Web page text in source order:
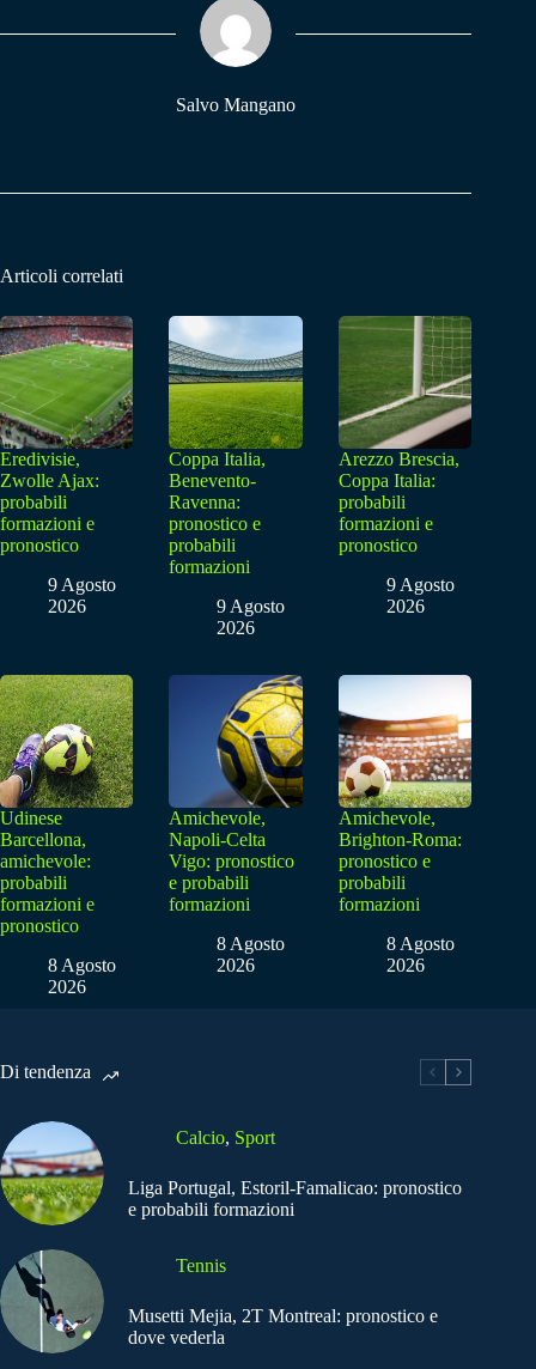
pp m
Salvo Mangano
Articoli correlati
Eredivisie,
Zwolle Ajax:
probabili
formazioni e
pronostico
9 Agosto
2026
Coppa Italia,
Benevento-
Ravenna:
pronostico e
probabili
formazioni
9 Agosto
2026
Arezzo Brescia,
Coppa Italia:
probabili
formazioni e
pronostico
9 Agosto
2026
Udinese
Barcellona,
amichevole:
probabili
formazioni e
pronostico
8 Agosto
2026
Amichevole,
Napoli-Celta
Vigo: pronostico
e probabili
formazioni
8 Agosto
2026
Amichevole,
Brighton-Roma:
pronostico e
probabili
formazioni
8 Agosto
2026
Di tendenza
Calcio, Sport
Liga Portugal, Estoril-Famalicao: pronostico
e probabili formazioni
Tennis
Musetti Mejia, 2T Montreal: pronostico e
dove vederla